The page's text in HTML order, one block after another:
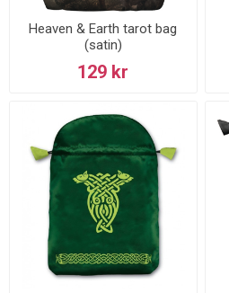
Heaven & Earth tarot bag
(satin)
129 kr